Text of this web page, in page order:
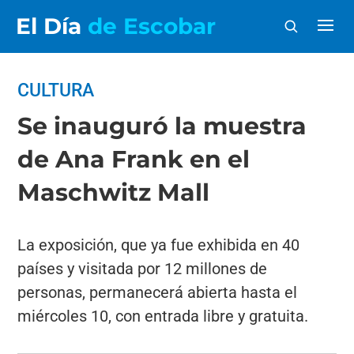
El Día de Escobar
CULTURA
Se inauguró la muestra
de Ana Frank en el
Maschwitz Mall
La exposición, que ya fue exhibida en 40
países y visitada por 12 millones de
personas, permanecerá abierta hasta el
miércoles 10, con entrada libre y gratuita.